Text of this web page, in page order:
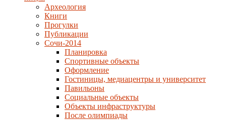
Археология
Книги
Прогулки
Публикации
Сочи-2014
Планировка
Спортивные объекты
Оформление
Гостиницы, медиацентры и университет
Павильоны
Социальные объекты
Объекты инфраструктуры
После олимпиады